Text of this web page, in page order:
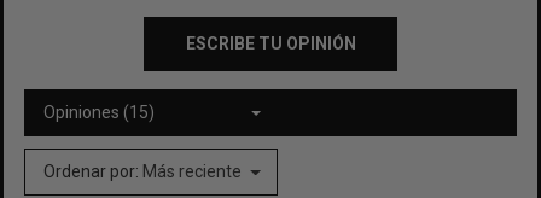
ESCRIBE TU OPINIÓN
Opiniones (15)
Ordenar por: Más reciente